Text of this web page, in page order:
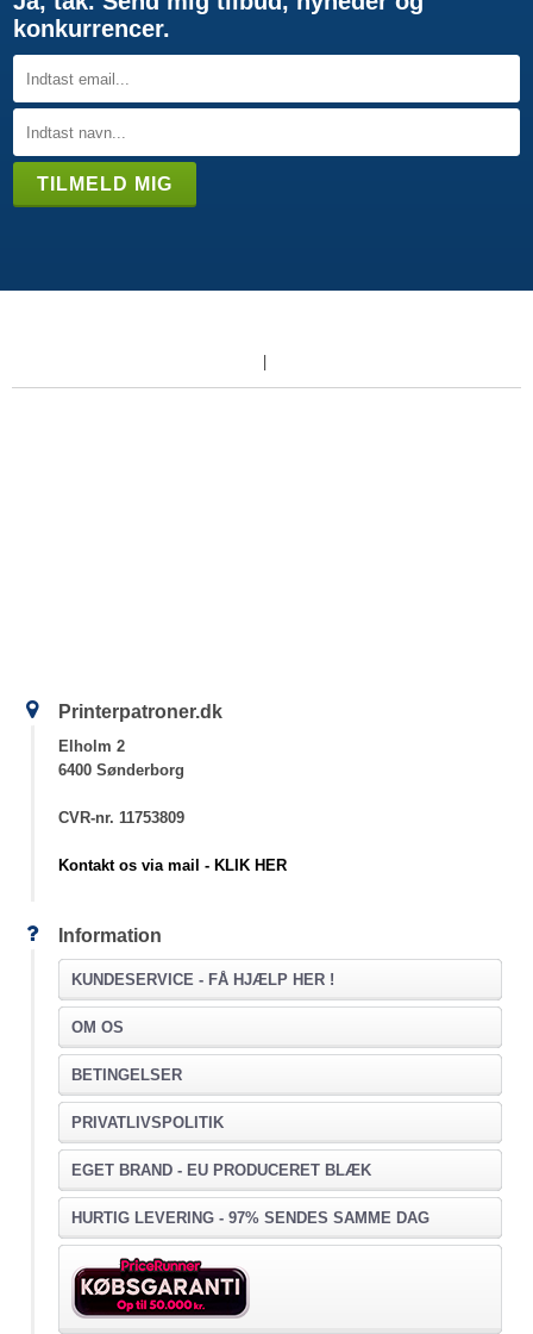
konkurrencer.
Printerpatroner.dk
Elholm 2
6400 Sønderborg
CVR-nr. 11753809
Kontakt os via mail - KLIK HER
Information
KUNDESERVICE - FÅ HJÆLP HER !
OM OS
BETINGELSER
PRIVATLIVSPOLITIK
EGET BRAND - EU PRODUCERET BLÆK
HURTIG LEVERING - 97% SENDES SAMME DAG